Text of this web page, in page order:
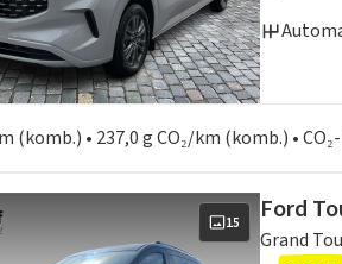
(komb.) • 237,0 g CO₂/km (komb.) •
15 Ford
Grand